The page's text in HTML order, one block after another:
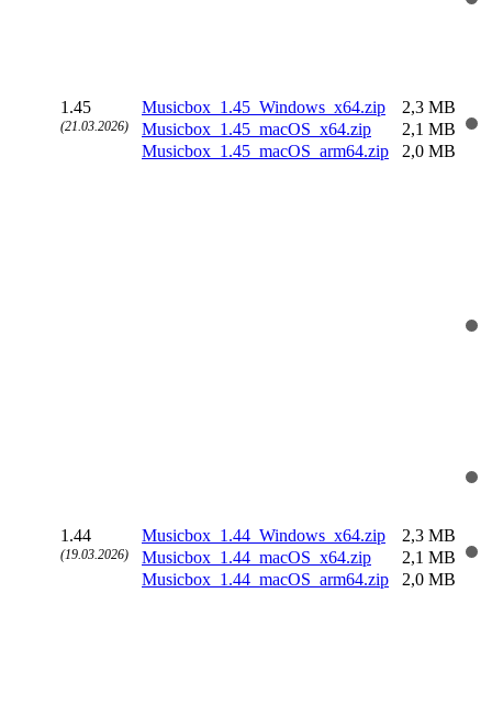
1.45
(21.03.2026)
Musicbox_1.45_Windows_x64.zip
Musicbox_1.45_macOS_x64.zip
Musicbox_1.45_macOS_arm64.zip
2,3 MB
2,1 MB
2,0 MB
1.44
(19.03.2026)
Musicbox_1.44_Windows_x64.zip
Musicbox_1.44_macOS_x64.zip
Musicbox_1.44_macOS_arm64.zip
2,3 MB
2,1 MB
2,0 MB